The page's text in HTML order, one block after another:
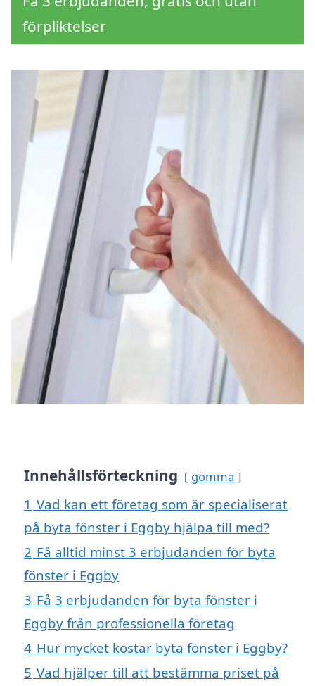
förpliktelser
Innehållsförteckning gömma
1 Vad kan ett företag som är specialiserat
på byta fönster i Eggby hjälpa till med?
2 Få alltid minst 3 erbjudanden för byta
fönster i Eggby
3 Få 3 erbjudanden för byta fönster i
Eggby från professionella företag
4 Hur mycket kostar byta fönster i Eggby?
5 Vad hjälper till att bestämma priset på